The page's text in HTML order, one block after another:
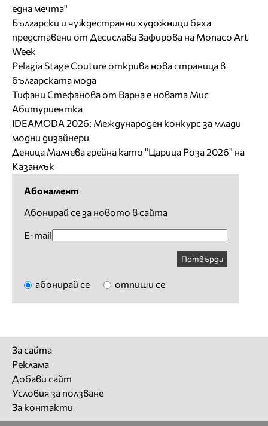
една мечта"
Български и чуждестранни художници бяха
представени от Десислава Зафирова на Monaco Art
Week
Pelagia Stage Couture открива нова страница в
българската мода
Тифани Стефанова от Варна е новата Мис
Абитуриентка
IDEAMODA 2026: Международен конкурс за млади
модни дизайнери
Деница Малчева грейна като "Царица Роза 2026" на
Казанлък
Абонамент
Абонирай се за новото в сайта
E-mail
Потвърди
абонирай се отпиши се
За сайта
Реклама
Добави сайт
Условия за ползване
За контакти